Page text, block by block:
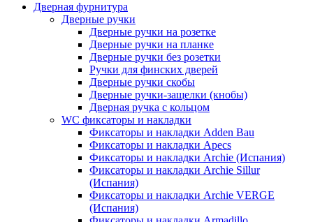
Дверная фурнитура
Дверные ручки
Дверные ручки на розетке
Дверные ручки на планке
Дверные ручки без розетки
Ручки для финских дверей
Дверные ручки скобы
Дверные ручки-защелки (кнобы)
Дверная ручка с кольцом
WC фиксаторы и накладки
Фиксаторы и накладки Adden Bau
Фиксаторы и накладки Apecs
Фиксаторы и накладки Archie (Испания)
Фиксаторы и накладки Archie Sillur
(Испания)
Фиксаторы и накладки Archie VERGE
(Испания)